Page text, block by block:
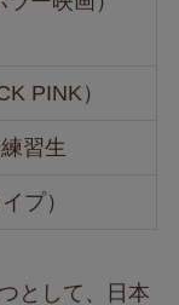
PINK）
習生
プ）
として、日本